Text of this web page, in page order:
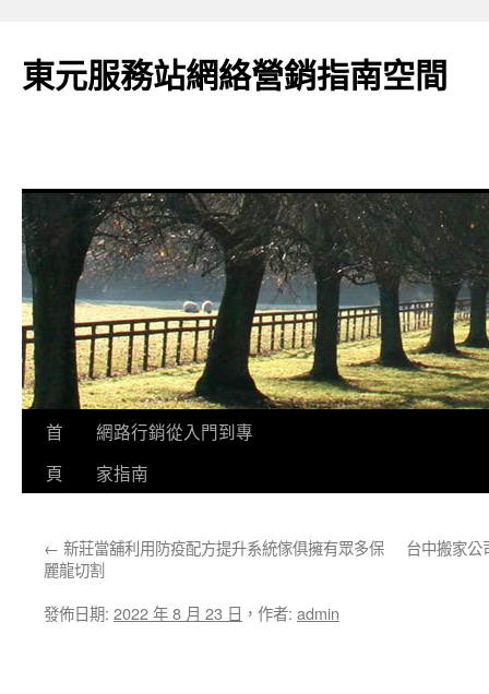
東元服務站網絡營銷指南空間
跳
要
首
頁
網路行銷從入門到專
家指南
← 新莊當舖利用防疫配方提升系統傢俱擁有眾多保
麗龍切割
台中搬家公
發佈日期: 2022 年 8 月 23 日 ， 作者: admin